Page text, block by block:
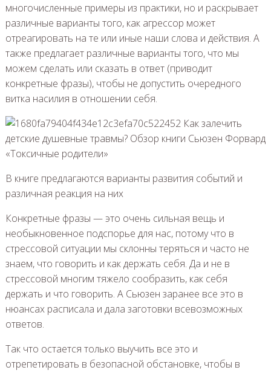
многочисленные примеры из практики, но и раскрывает
различные варианты того, как агрессор может
отреагировать на те или иные наши слова и действия. А
также предлагает различные варианты того, что мы
можем сделать или сказать в ответ (приводит
конкретные фразы), чтобы не допустить очередного
витка насилия в отношении себя.
В книге предлагаются варианты развития событий и
различная реакция на них
Конкретные фразы — это очень сильная вещь и
необыкновенное подспорье для нас, потому что в
стрессовой ситуации мы склонны теряться и часто не
знаем, что говорить и как держать себя. Да и не в
стрессовой многим тяжело сообразить, как себя
держать и что говорить. А Сьюзен заранее все это в
нюансах расписала и дала заготовки всевозможных
ответов.
Так что остается только выучить все это и
отрепетировать в безопасной обстановке, чтобы в